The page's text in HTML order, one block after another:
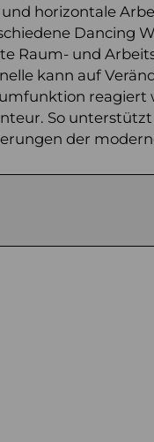
horizontale
Dancing
Raum- und
kann auf
reagiert
So
der